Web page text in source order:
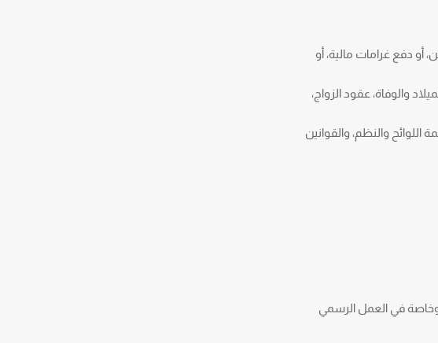
دفع غرامات مالية، أو
والوفاة، عقود الزواج،
اللوائح والنظم، والقوانين
وخاصة في العمل الرسمي